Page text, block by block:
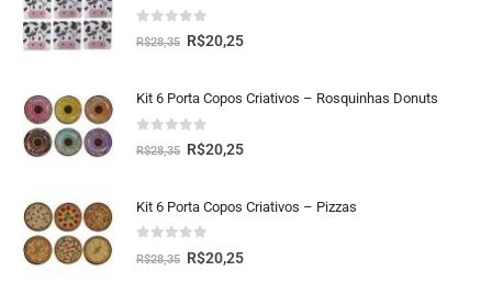
fora de 5
R$28,35 R$20,25
Kit 6 Porta Copos Criativos – Rosquinhas Donuts
fora de 5
R$28,35 R$20,25
Kit 6 Porta Copos Criativos – Pizzas
fora de 5
R$28,35 R$20,25